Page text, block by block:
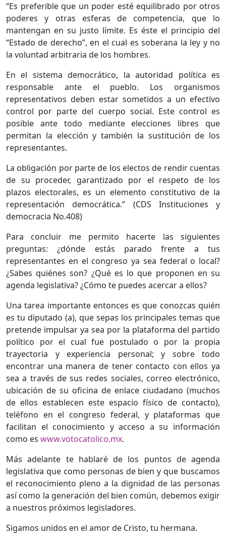
“Es preferible que un poder esté equilibrado por otros
poderes y otras esferas de competencia, que lo
mantengan en su justo límite. Es éste el principio del
“Estado de derecho”, en el cual es soberana la ley y no
la voluntad arbitraria de los hombres.
En el sistema democrático, la autoridad política es
responsable ante el pueblo. Los organismos
representativos deben estar sometidos a un efectivo
control por parte del cuerpo social. Este control es
posible ante todo mediante elecciones libres que
permitan la elección y también la sustitución de los
representantes.
La obligación por parte de los electos de rendir cuentas
de su proceder, garantizado por el respeto de los
plazos electorales, es un elemento constitutivo de la
representación democrática.” (CDS Instituciones y
democracia No.408)
Para concluir me permito hacerte las siguientes
preguntas: ¿dónde estás parado frente a tus
representantes en el congreso ya sea federal o local?
¿Sabes quiénes son? ¿Qué es lo que proponen en su
agenda legislativa? ¿Cómo te puedes acercar a ellos?
Una tarea importante entonces es que conozcas quién
es tu diputado (a), que sepas los principales temas que
pretende impulsar ya sea por la plataforma del partido
político por el cual fue postulado o por la propia
trayectoria y experiencia personal; y sobre todo
encontrar una manera de tener contacto con ellos ya
sea a través de sus redes sociales, correo electrónico,
ubicación de su oficina de enlace ciudadano (muchos
de ellos establecen este espacio físico de contacto),
teléfono en el congreso federal, y plataformas que
facilitan el conocimiento y acceso a su información
como es www.votocatolico.mx.
Más adelante te hablaré de los puntos de agenda
legislativa que como personas de bien y que buscamos
el reconocimiento pleno a la dignidad de las personas
así como la generación del bien común, debemos exigir
a nuestros próximos legisladores.
Sigamos unidos en el amor de Cristo, tu hermana.